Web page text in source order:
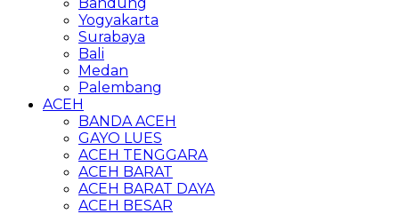
Yogyakarta
Surabaya
Bali
Medan
Palembang
ACEH
BANDA ACEH
GAYO LUES
ACEH TENGGARA
ACEH BARAT
ACEH BARAT DAYA
ACEH BESAR